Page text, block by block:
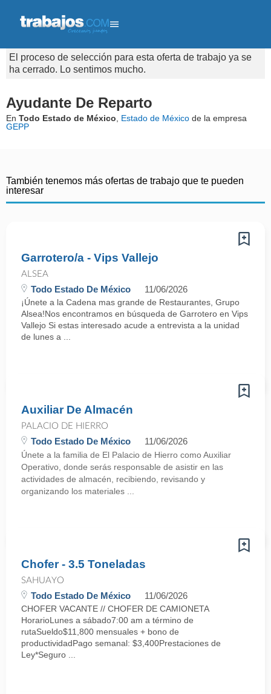
El proceso de selección para esta oferta de trabajo ya se
ha cerrado. Lo sentimos mucho.
Ayudante De Reparto
En Todo Estado de México Estado de México de la empresa
GEPP
También tenemos más ofertas de trabajo que te pueden
interesar
Garrotero/a - Vips Vallejo
ALSEA
Todo Estado De México 11/06/2026
¡Únete a la Cadena mas grande de Restaurantes, Grupo
Alsea!Nos encontramos en búsqueda de Garrotero en Vips
Vallejo Si estas interesado acude a entrevista a la unidad
de lunes a ...
Auxiliar De Almacén
PALACIO DE HIERRO
Todo Estado De México 11/06/2026
Únete a la familia de El Palacio de Hierro como Auxiliar
Operativo, donde serás responsable de asistir en las
actividades de almacén, recibiendo, revisando y
organizando los materiales ...
Chofer - 3.5 Toneladas
SAHUAYO
Todo Estado De México 11/06/2026
CHOFER VACANTE // CHOFER DE CAMIONETA
HorarioLunes a sábado7:00 am a término de
rutaSueldo$11,800 mensuales + bono de
productividadPago semanal: $3,400Prestaciones de
Ley*Seguro ...